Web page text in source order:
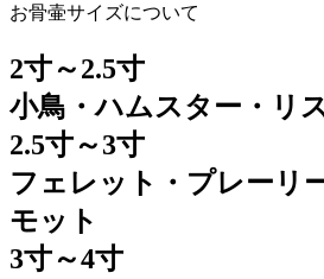
お骨壷サイズについて
2寸～2.5寸
小鳥・ハムスター・リ
2.5寸～3寸
フェレット・プレーリ
モット
3寸～4寸